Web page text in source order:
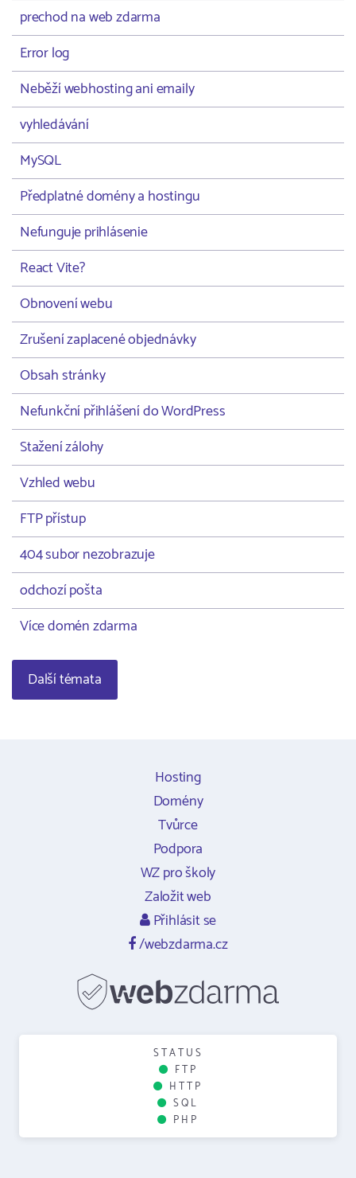
prechod na web zdarma
Error log
Neběží webhosting ani emaily
vyhledávání
MySQL
Předplatné domény a hostingu
Nefunguje prihlásenie
React Vite?
Obnovení webu
Zrušení zaplacené objednávky
Obsah stránky
Nefunkční přihlášení do WordPress
Stažení zálohy
Vzhled webu
FTP přístup
404 subor nezobrazuje
odchozí pošta
Více domén zdarma
Další témata
Hosting
Domény
Tvůrce
Podpora
WZ pro školy
Založit web
Přihlásit se
/webzdarma.cz
STATUS
FTP
HTTP
SQL
PHP